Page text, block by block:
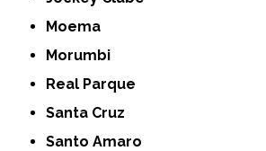
Moema
Morumbi
Real Parque
Santa Cruz
Santo Amaro